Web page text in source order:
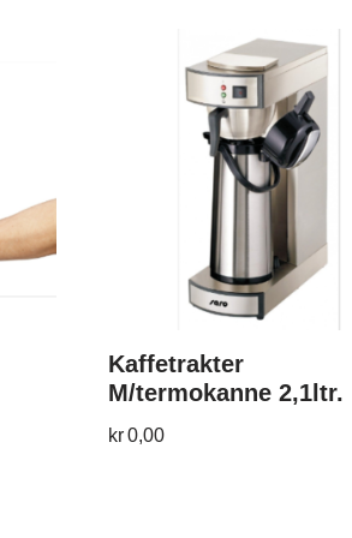
Kaffetrakter
M/termokanne 2,1ltr.
kr0,00